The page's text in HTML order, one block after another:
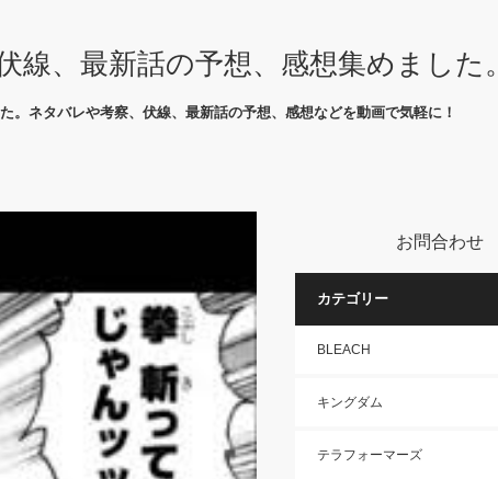
、最新話の予想、感想集めました。
ネタバレや考察、伏線、最新話の予想、感想などを動画で気軽に！
お問合わせ
カテゴリー
BLEACH
キングダム
テラフォーマーズ